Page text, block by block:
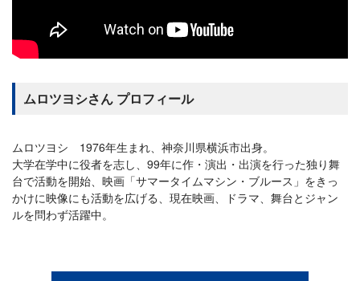
ムロツヨシさん プロフィール
ムロツヨシ 1976年生まれ、神奈川県横浜市出身。
大学在学中に役者を志し、99年に作・演出・出演を行った独り舞
台で活動を開始、映画「サマータイムマシン・ブルース」をきっ
かけに映像にも活動を広げる、現在映画、ドラマ、舞台とジャン
ルを問わず活躍中。